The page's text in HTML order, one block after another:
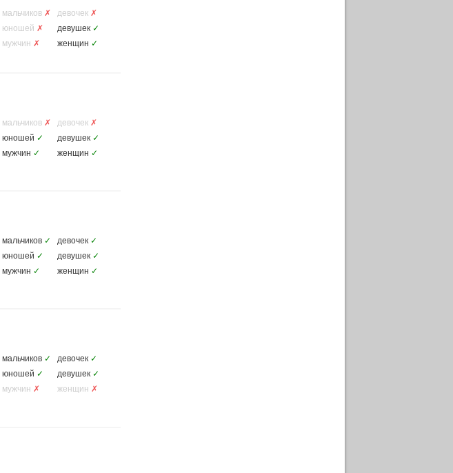
мальчиков ✗ девочек ✗
юношей ✗ девушек ✓
мужчин ✗ женщин ✓
мальчиков ✗ девочек ✗
юношей ✓ девушек ✓
мужчин ✓ женщин ✓
мальчиков ✓ девочек ✓
юношей ✓ девушек ✓
мужчин ✓ женщин ✓
мальчиков ✓ девочек ✓
юношей ✓ девушек ✓
мужчин ✗ женщин ✗